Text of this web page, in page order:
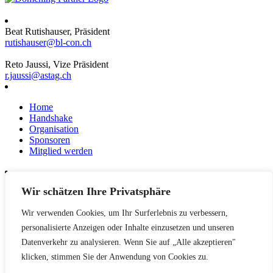
Wir schätzen Ihre Privatsphäre
Wir verwenden Cookies, um Ihr Surferlebnis zu verbessern,
personalisierte Anzeigen oder Inhalte einzusetzen und unseren
Datenverkehr zu analysieren. Wenn Sie auf „Alle akzeptieren"
klicken, stimmen Sie der Anwendung von Cookies zu.
Beat Rutishauser, Präsident
rutishauser@bl-con.ch
Reto Jaussi, Vize Präsident
r.jaussi@astag.ch
Home
Handshake
Organisation
Sponsoren
Mitglied werden
News
Netzwerk
Kontakt